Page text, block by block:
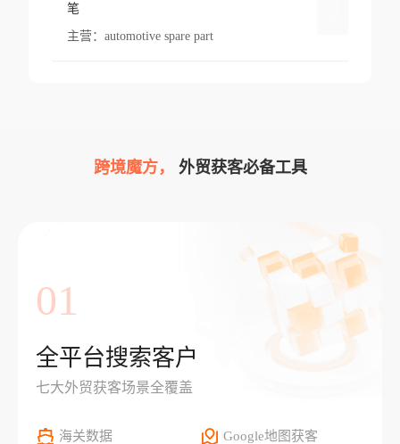
笔
主营： automotive spare part
跨境魔方， 外贸获客必备工具
01
全平台搜索客户
七大外贸获客场景全覆盖
海关数据 Google地图获客